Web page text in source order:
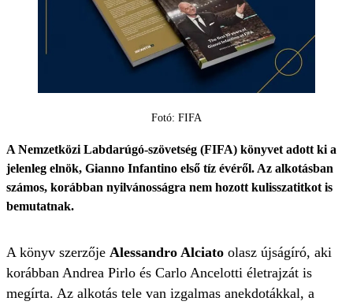
Fotó: FIFA
A Nemzetközi Labdarúgó-szövetség (FIFA) könyvet adott ki a
jelenleg elnök, Gianno Infantino első tíz évéről. Az alkotásban
számos, korábban nyilvánosságra nem hozott kulisszatitkot is
bemutatnak.
A könyv szerzője Alessandro Alciato olasz újságíró, aki
korábban Andrea Pirlo és Carlo Ancelotti életrajzát is
megírta. Az alkotás tele van izgalmas anekdotákkal, a